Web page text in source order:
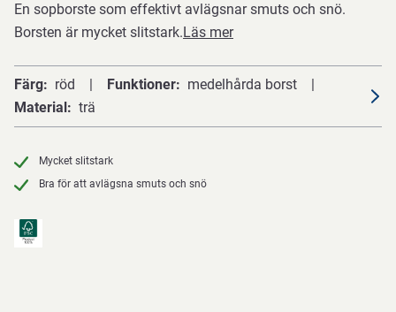
En sopborste som effektivt avlägsnar smuts och snö.
Borsten är mycket slitstark.Läs mer
Färg röd Funktioner
medelhårda borst
Material
trä
Mycket slitstark
Bra för att avlägsna smuts och snö